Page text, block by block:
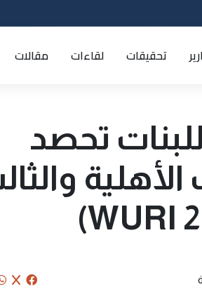
تحقيقات لقاءات مقالات
تحصد